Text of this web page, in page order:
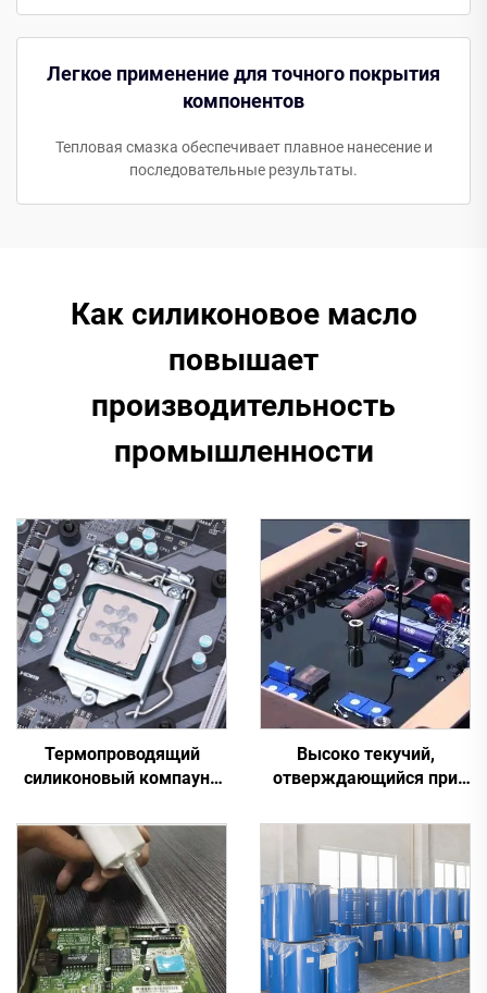
Легкое применение для точного покрытия
компонентов
Тепловая смазка обеспечивает плавное нанесение и
последовательные результаты.
Как силиконовое масло
повышает
производительность
промышленности
Термопроводящий
силиконовый компаунд
деталей C-628
Высоко текучий,
отверждающийся при
силиконовый герметик
C-713